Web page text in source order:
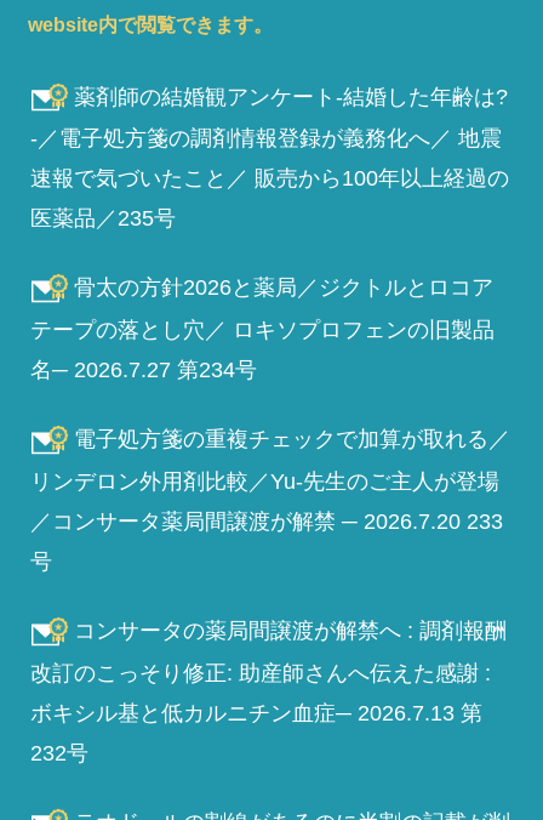
website内で閲覧できます。
薬剤師の結婚観アンケート-結婚した年齢は?
-／電子処方箋の調剤情報登録が義務化へ／ 地震
速報で気づいたこと／ 販売から100年以上経過の
医薬品／235号
骨太の方針2026と薬局／ジクトルとロコア
テープの落とし穴／ ロキソプロフェンの旧製品
名─ 2026.7.27 第234号
電子処方箋の重複チェックで加算が取れる／
リンデロン外用剤比較／Yu-先生のご主人が登場
／コンサータ薬局間譲渡が解禁 ─ 2026.7.20 233
号
コンサータの薬局間譲渡が解禁へ : 調剤報酬
改訂のこっそり修正: 助産師さんへ伝えた感謝 :
ボキシル基と低カルニチン血症─ 2026.7.13 第
232号